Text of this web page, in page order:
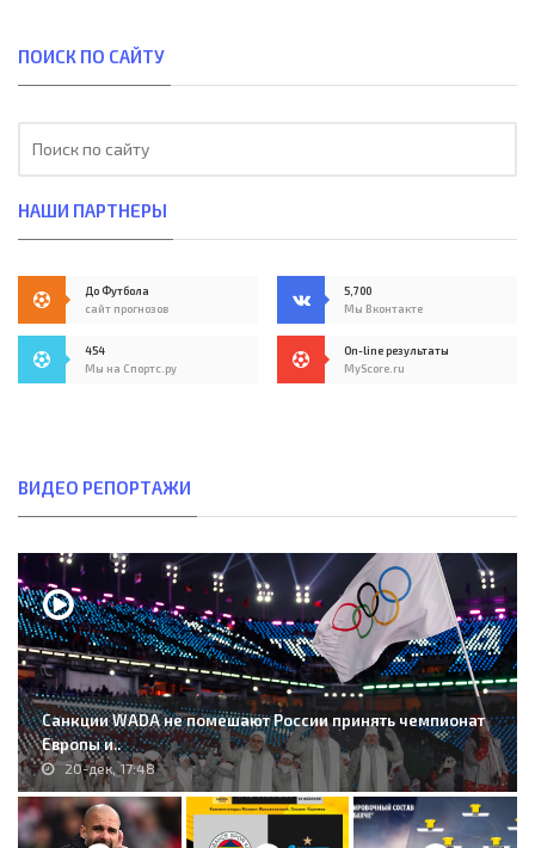
ПОИСК ПО САЙТУ
НАШИ ПАРТНЕРЫ
До Футбола
сайт прогнозов
5,700
Мы Вконтакте
454
Мы на Спортс.ру
On-line результаты
MyScore.ru
ВИДЕО РЕПОРТАЖИ
Санкции WADA не помешают России принять чемпионат
Европы и..
20-дек, 17:48